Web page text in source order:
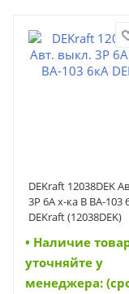
DEKraft 12038DEK
3Р 6А х-ка B ВА-103
DEKraft (12038DEK)
• Наличие
уточняйте у
менеджера: